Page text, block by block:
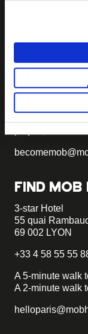
BECOME
MOB HOTEL is
If you want to
FIND MOB
3-star Hotel
55 quai
69 002 LYON
+33 4 58 55 55
A 5-minute walk
A 2-minute walk